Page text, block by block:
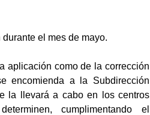
el mes de mayo.
aplicación como de la corrección
encomienda a la Subdirección
la llevará a cabo en los centros
cumplimentando el